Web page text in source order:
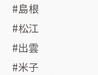
#島根
#松江
#出雲
#米子